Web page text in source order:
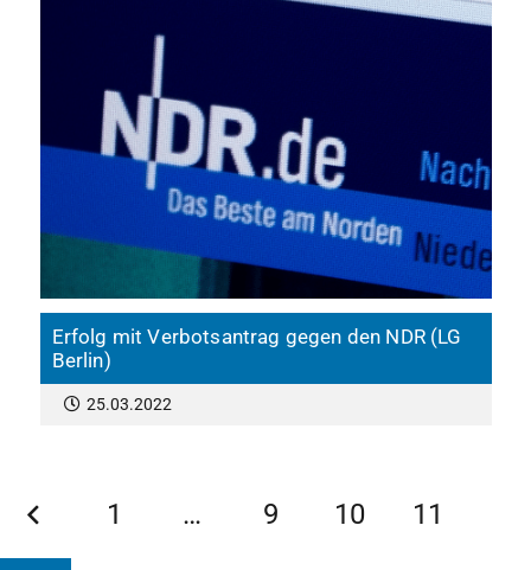
Erfolg mit Verbotsantrag gegen den NDR (LG
Berlin)
25.03.2022
1 … 9 10 11